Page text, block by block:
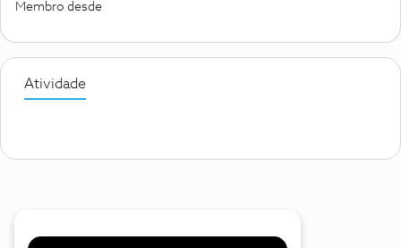
Membro desde
Atividade